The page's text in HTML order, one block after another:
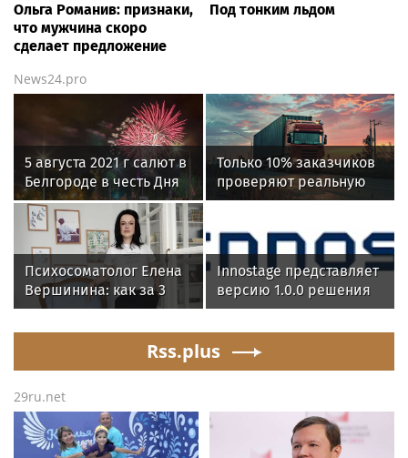
Ольга Романив: признаки,
что мужчина скоро
сделает предложение
Под тонким льдом
News24.pro
5 августа 2021 г салют в
Белгороде в честь Дня
города
Только 10% заказчиков
проверяют реальную
готовность
переходу на ЭДО –
«Деловые Линии» и
«Ренессанс
страхование»
Психосоматолог Елена
Вершинина: как за 3
минуты вернуть себе
Innostage представляет
версию 1.0.0 решения
Innostage TDIR
автоматизация
Rss.plus
29ru.net